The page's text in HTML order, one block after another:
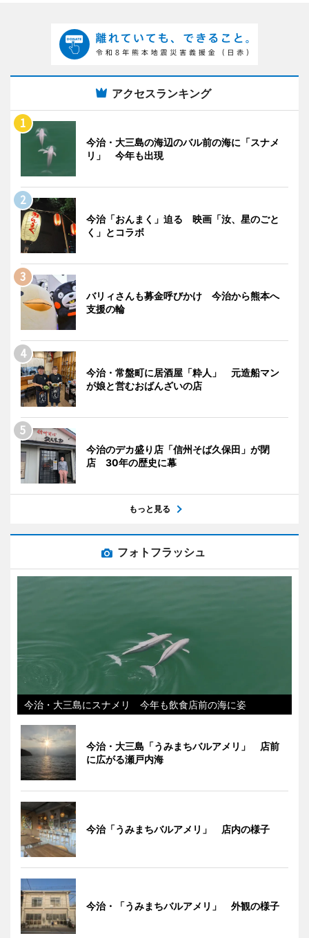
アクセスランキング
今治・大三島の海辺のバル前の海に「スナメ
リ」 今年も出現
今治「おんまく」迫る 映画「汝、星のごと
く」とコラボ
バリィさんも募金呼びかけ 今治から熊本へ
支援の輪
今治・常盤町に居酒屋「粋人」 元造船マン
が娘と営むおばんざいの店
今治のデカ盛り店「信州そば久保田」が閉
店 30年の歴史に幕
もっと見る
フォトフラッシュ
今治・大三島にスナメリ 今年も飲食店前の海に姿
今治・大三島「うみまちバルアメリ」 店前
に広がる瀬戸内海
今治「うみまちバルアメリ」 店内の様子
今治・「うみまちバルアメリ」 外観の様子